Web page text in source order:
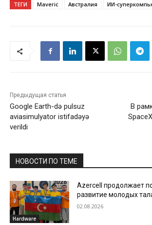
ТЕГИ Maveric Австралия ИИ-
Предыдущая статья
Google Earth-də pulsuz
aviasimulyator istifadəyə
verildi
В
НОВОСТИ ПО ТЕМЕ
Hardware
Azercell продолжает
развитие молодых
информатики
02.08.2026